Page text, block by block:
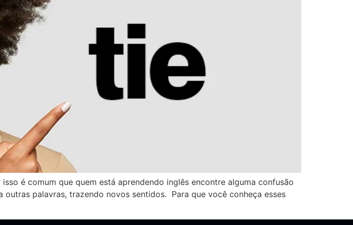
é comum que quem está aprendendo inglês encontre alguma confusão
palavras, trazendo novos sentidos. Para que você conheça esses